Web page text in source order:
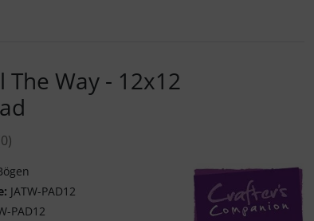
The Way - 12x12
Bewertungen
)
JATW-PAD12
PAD12